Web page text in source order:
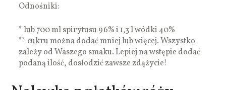
Odnośniki:
* lub 700 ml spirytusu 96% i 1,3 l wódki 40%
** cukru można dodać mniej lub więcej. Wszystko
zależy od Waszego smaku. Lepiej na wstępie dodać
podaną ilość, dosłodzić zawsze zdążycie!